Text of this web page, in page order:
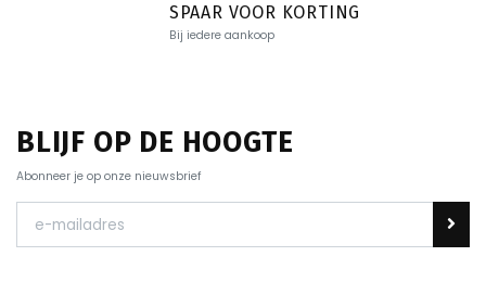
SPAAR VOOR KORTING
Bij iedere aankoop
BLIJF OP DE HOOGTE
Abonneer je op onze nieuwsbrief